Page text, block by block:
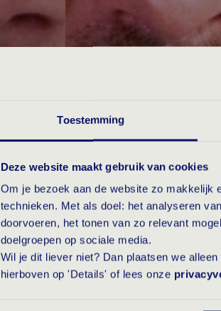
Toestemming
Deze website maakt gebruik van cookies
Om je bezoek aan de website zo makkelijk
technieken. Met als doel: het analyseren
doorvoeren, het tonen van zo relevant
doelgroepen op sociale media.
Wil je dit liever niet? Dan plaatsen we
hierboven op 'Details' of lees onze